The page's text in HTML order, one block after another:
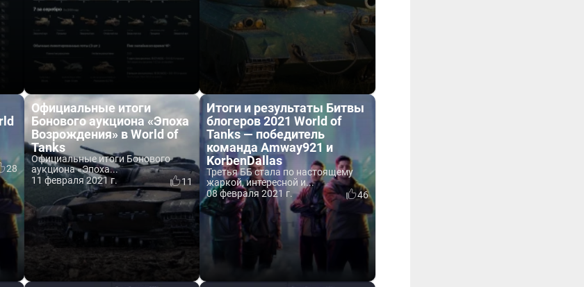
28
Официальные итоги
Бонового аукциона «Эпоха
Возрождения» в World of
Tanks
Официальные итоги Бонового
аукциона «Эпоха...
11 февраля 2021 г.
11
Итоги и результаты Битвы
блогеров 2021 World of
Tanks — победитель
команда Amway921 и
KorbenDallas
Третья ББ стала по настоящему
жаркой, интересной и...
08 февраля 2021 г.
46